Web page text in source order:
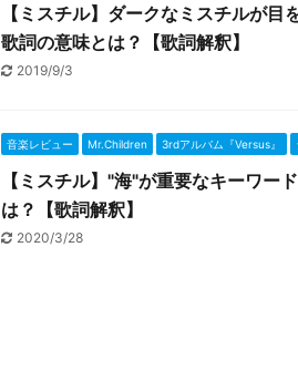
【ミスチル】ダークなミスチルが
歌詞の意味とは？【歌詞解釈】
2019/9/3
音楽レビュー Mr.Children 3rdアルバム『Versus』
【ミスチル】"海"が重要なキーワー
は？【歌詞解釈】
2020/3/28